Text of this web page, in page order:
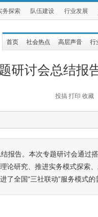
务探索 队伍建设 行业发展
首页 社会热点 高层声音 行
研讨会总结报
投搞 打印 收藏
报告。本次专题研讨会通过
论研究、推进实务模式探索
全国“三社联动”服务模式的